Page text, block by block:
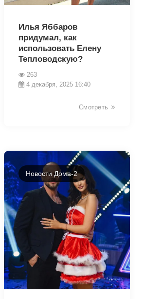
Илья Яббаров
придумал, как
использовать Елену
Тепловодскую?
263
4 декабря, 2025 16:40
Смотреть
Новости Дома-2